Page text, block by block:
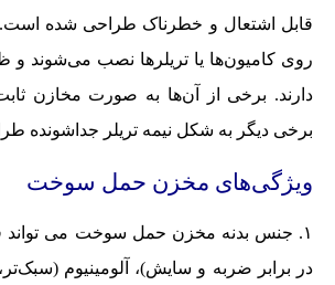
قابل اشتعال و خطرناک طراحی شده است.
روی کامیون‌ها یا تریلرها نصب می‌شوند و
دارند. برخی از آن‌ها به صورت مخازن
برخی دیگر به شکل نیمه تریلر جداشونده
ویژگی‌های مخزن حمل سوخت
جنس بدنه مخزن حمل سوخت می تواند
در برابر ضربه و سایش)، آلومینیوم